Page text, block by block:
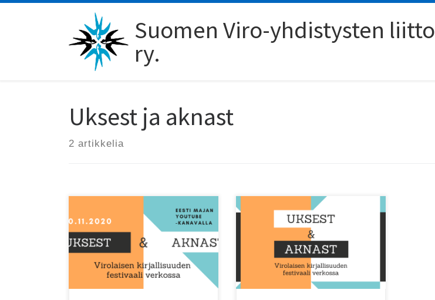
Suomen Viro-yhdistysten liitto
ry.
Uksest ja aknast
2 artikkelia
Uksest ja aknast on uusi
virolaisen kirjallisuuden festivaali
Kirjallisuussarja koostuu
yhteensä 11:sta videoidusta
keskustelusta.